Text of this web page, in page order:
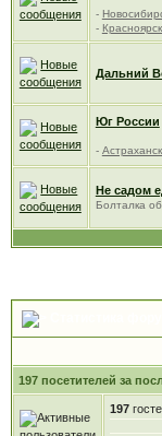
-
-
Дальний
Юг России
-
Не садом
Болталка
197 посетителей за
197